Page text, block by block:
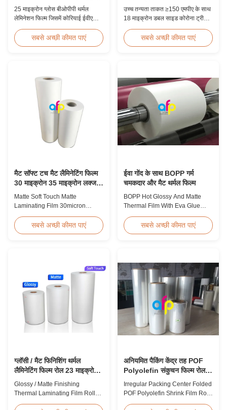
मिमी
25 माइक्रोन ग्लोस बीओपीपी थर्मल
लेमिनेशन फिल्म जिसमें कोरियाई ईवीए
चौड़ाई, उच्च तन्यता ताकत ≥150 एमपीए,
क्रिस्टल स्पष्ट पारदर्शिता के साथ
सबसे अच्छी कीमत पाएं
उच्च तन्यता ताकत ≥150 एमपीए के साथ
18 माइक्रोन डबल साइड कोरोना ट्रीटेड
रूप से बेहतर बॉन्डिंग और स्थायित्व के
साथ आईडी कार्ड, बैज और क्रेडेंशियल
सबसे अच्छी कीमत पाएं
मैट सॉफ्ट टच मैट लैमिनेटिंग फिल्म
30 माइक्रोन 35 माइक्रोन लक्जरी
पैकेजिंग खपत के लिए
Matte Soft Touch Matte
Laminating Film 30micron
Consumption Fingerprint Free
Soft Touch Matte Laminating
free laminate is specifically
engineered for luxury packaging
applications. ...
सबसे अच्छी कीमत पाएं
ईवा गोंद के साथ BOPP गर्म
चमकदार और मैट थर्मल फिल्म
BOPP Hot Glossy And Matte
Thermal Film With Eva Glue
pollution-free thermal film
featuring high transparency,
defects, and easy tear-off
characteristics. This product is
primarily ...
सबसे अच्छी कीमत पाएं
ग्लॉसी / मैट फिनिशिंग थर्मल
लैमिनेटिंग फिल्म रोल 23 माइक्रोन
25 माइक्रोन
Glossy / Matte Finishing
Thermal Laminating Film Roll
अनियमित पैकिंग केंद्र तह POF
Polyolefin संकुचन फिल्म रोल
पैकेजिंग के लिए
Irregular Packing Center Folded
POF Polyolefin Shrink Film Roll